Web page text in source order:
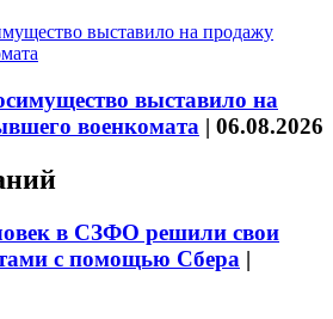
выставило на
военкомата | 06.08.2026
в СЗФО решили свои
с помощью Сбера |